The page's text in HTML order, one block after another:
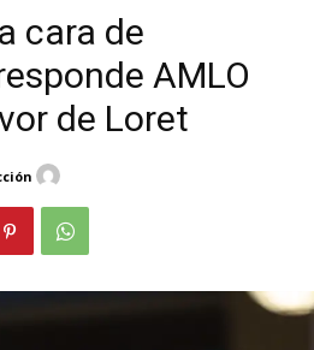
cara de
AMLO
de Loret